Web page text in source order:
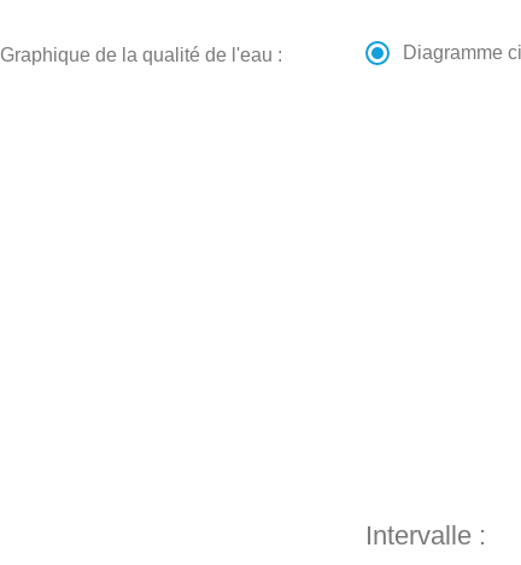
Graphique de la qualité de l'eau : Diagramme
Intervalle :